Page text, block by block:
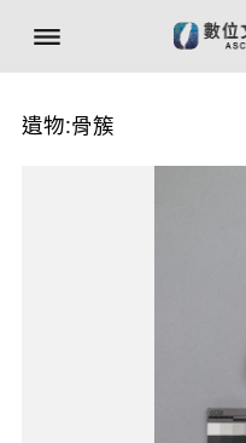
遺物:骨簇